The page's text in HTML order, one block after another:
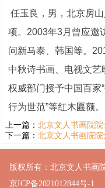
任玉良，男，北京房
项。2003年3月曾应邀
问新马泰、韩国等。
中秋诗书画、电视文
权威部门授予中国百家
行为世范”等红木匾额。
上一篇： 北京文人书画院
下一篇： 北京文人书画院
版权所有：北京文人书画
京ICP备2021012844号-1